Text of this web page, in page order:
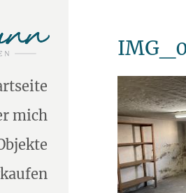
mich